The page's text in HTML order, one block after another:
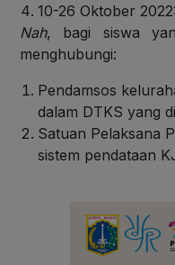
10-26 Oktober
Nah, bagi siswa
menghubungi:
Pendamsos
dalam DTKS yang
Satuan Pelaksana
sistem pendataan